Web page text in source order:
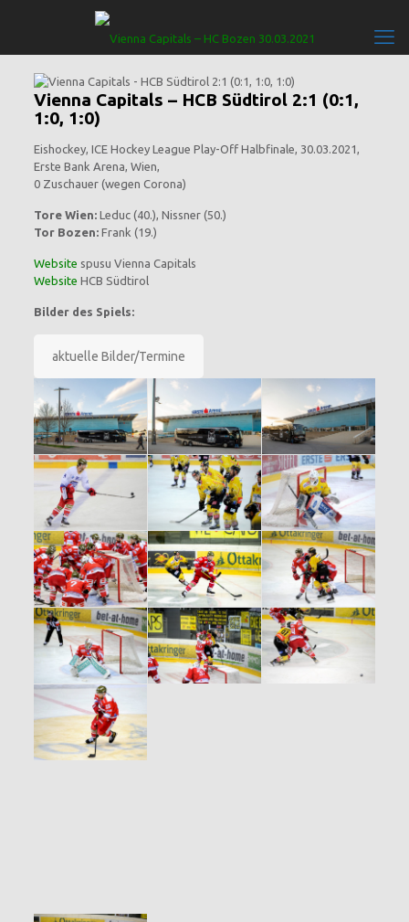
Vienna Capitals – HCB Südtirol 2:1 (0:1,
1:0, 1:0)
Eishockey, ICE Hockey League Play-Off Halbfinale, 30.03.2021,
Erste Bank Arena, Wien,
0 Zuschauer (wegen Corona)
Tore Wien:Leduc (40.), Nissner (50.)
Tor Bozen:Frank (19.)
Website spusu Vienna Capitals
Website HCB Südtirol
Bilder des Spiels:
aktuelle Bilder/Termine